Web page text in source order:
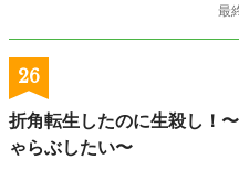
最
26
折角転生したのに生殺し！
ゃらぶしたい〜